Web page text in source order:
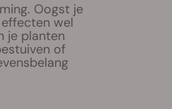
Oogst je
wel
je planten
of